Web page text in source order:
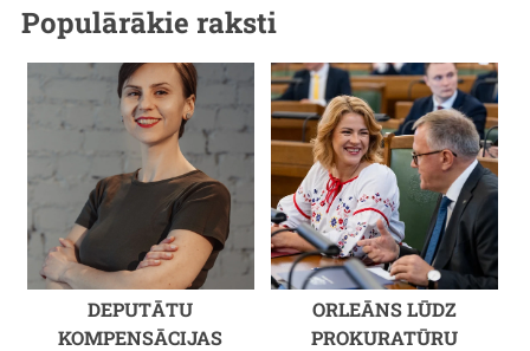
Populārākie raksti
DEPUTĀTU
KOMPENSĀCIJAS
ORLEĀNS LŪDZ
PROKURATŪRU